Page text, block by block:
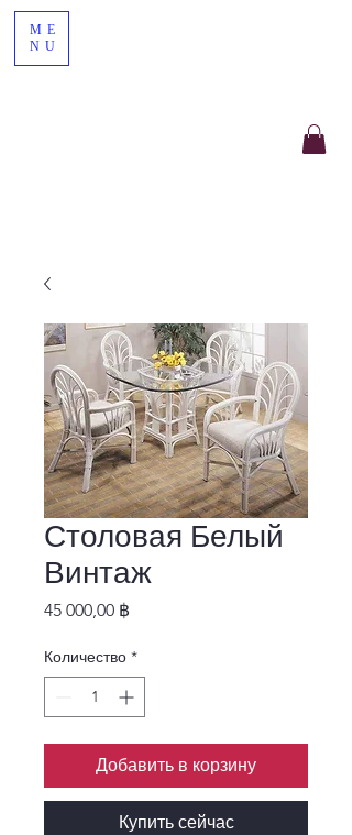
ME
NU
Столовая Белый
Винтаж
45 000,00 ฿
Количество *
Добавить в корзину
Купить сейчас